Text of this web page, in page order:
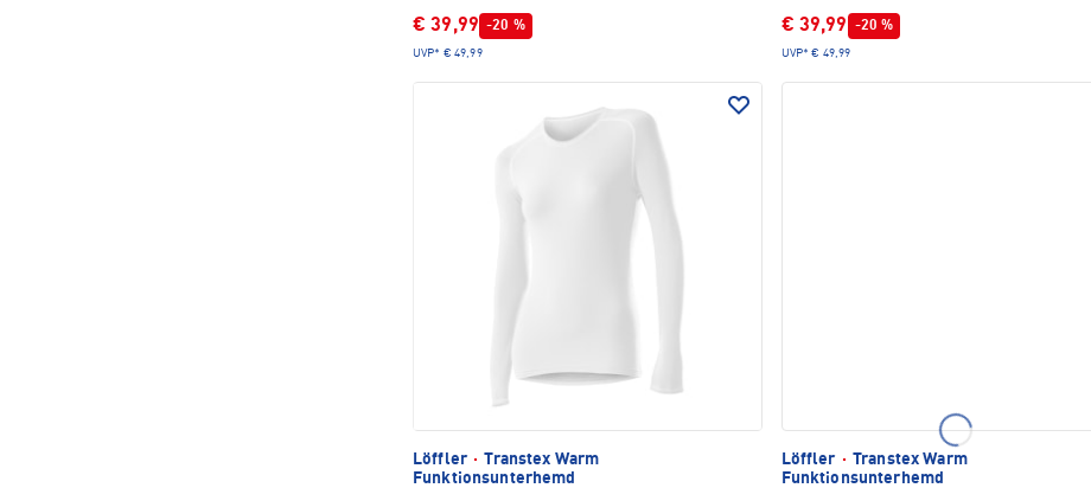
€ 39,99 -20 %
UVP* € 49,99
€ 39,99 -20 %
UVP* € 49,99
Löffler · Transtex Warm
Funktionsunterhemd
Löffler · Transtex Warm
Funktionsunterhemd